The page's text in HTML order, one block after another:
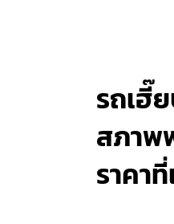
รถเฮี๊
สภาพ
ราคา